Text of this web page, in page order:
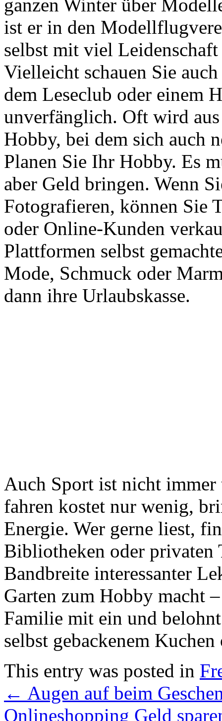
ganzen Winter über
ist er in den
selbst mit viel
Vielleicht schauen Sie
dem Leseclub oder einem
unverfänglich. Oft wird aus
Hobby, bei dem sich auch
Planen Sie Ihr Hobby. Es
aber Geld bringen. Wenn
Fotografieren, können Sie
oder Online-Kunden
Plattformen selbst
Mode, Schmuck oder
dann ihre Urlaubskasse.
Auch Sport ist nicht immer
fahren kostet nur wenig,
Energie. Wer gerne liest,
Bibliotheken oder privaten
Bandbreite interessanter
Garten zum Hobby macht
Familie mit ein und
selbst gebackenem
This entry was posted in
← Augen auf beim
Onlineshopping Geld